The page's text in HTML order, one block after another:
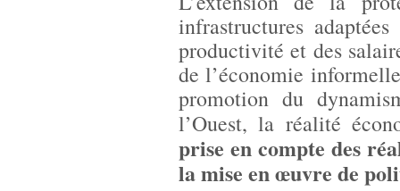
infrastructures
productivité et des
de l’économie
promotion du
l’Ouest, la réalité
prise en compte des
la mise en œuvre de